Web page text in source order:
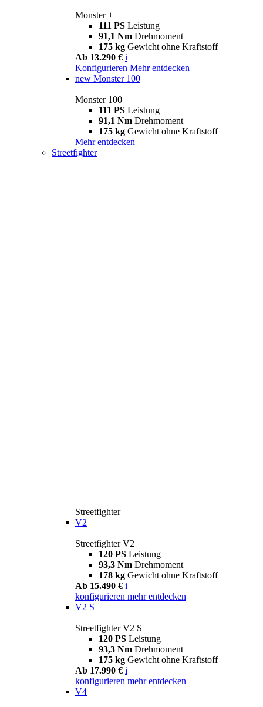
Monster +
111 PS Leistung
91,1 Nm Drehmoment
175 kg Gewicht ohne Kraftstoff
Ab 13.290 € i
Konfigurieren Mehr entdecken
new Monster 100
Monster 100
111 PS Leistung
91,1 Nm Drehmoment
175 kg Gewicht ohne Kraftstoff
Mehr entdecken
Streetfighter
Streetfighter
V2
Streetfighter V2
120 PS Leistung
93,3 Nm Drehmoment
178 kg Gewicht ohne Kraftstoff
Ab 15.490 € i
konfigurieren mehr entdecken
V2 S
Streetfighter V2 S
120 PS Leistung
93,3 Nm Drehmoment
175 kg Gewicht ohne Kraftstoff
Ab 17.990 € i
konfigurieren mehr entdecken
V4